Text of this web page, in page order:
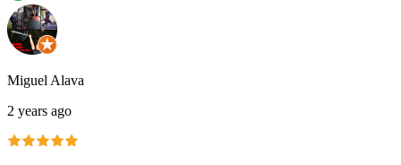
Miguel Alava
2 years ago